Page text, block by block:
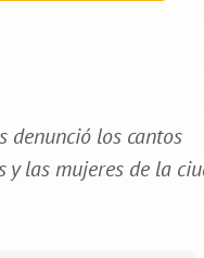
denunció los cantos
y las mujeres de la